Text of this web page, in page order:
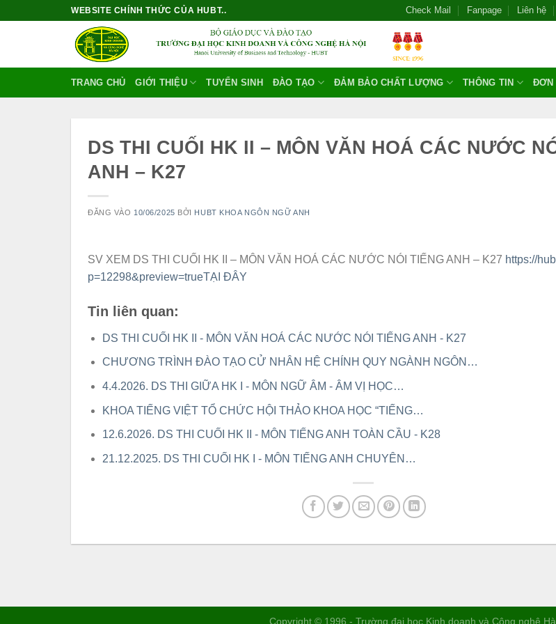
WEBSITE CHÍNH THỨC CỦA HUBT.. Check Mail Fanpage Liên hệ
TRANG CHỦ GIỚI THIỆU TUYỂN SINH ĐÀO TẠO ĐẢM BẢO CHẤT LƯỢNG THÔNG TIN ĐƠN
DS THI CUỐI HK II – MÔN VĂN HOÁ CÁC NƯỚC
ANH – K27
ĐĂNG VÀO 10/06/2025 BỞI HUBT KHOA NGÔN NGỮ ANH
SV XEM DS THI CUỐI HK II – MÔN VĂN HOÁ CÁC NƯỚC NÓI TIẾNG ANH – K27 https://
p=12298&preview=trueTẠI ĐÂY
Tin liên quan:
DS THI CUỐI HK II - MÔN VĂN HOÁ CÁC NƯỚC NÓI TIẾNG ANH - K27
CHƯƠNG TRÌNH ĐÀO TẠO CỬ NHÂN HỆ CHÍNH QUY NGÀNH NGÔN…
4.4.2026. DS THI GIỮA HK I - MÔN NGỮ ÂM - ÂM VỊ HỌC…
KHOA TIẾNG VIỆT TỔ CHỨC HỘI THẢO KHOA HỌC “TIẾNG…
12.6.2026. DS THI CUỐI HK II - MÔN TIẾNG ANH TOÀN CẦU - K28
21.12.2025. DS THI CUỐI HK I - MÔN TIẾNG ANH CHUYÊN…
Copyright © 1996 - Trường đại học Kinh doanh và Công nghệ